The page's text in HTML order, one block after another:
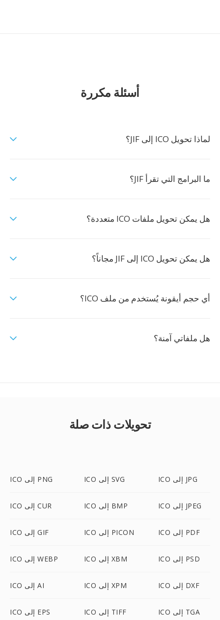
أسئلة مكررة
لماذا تحويل ICO إلى JIF؟
ما البرامج التي تقرأ JIF؟
هل يمكن تحويل ملفات ICO متعددة؟
هل يمكن تحويل ICO إلى JIF مجاناً؟
أي حجم أيقونة يُستخدم من ملف ICO؟
هل ملفاتي آمنة؟
تحويلات ذات صلة
ICO إلى PNG ICO إلى SVG ICO إلى JPG
ICO إلى CUR ICO إلى BMP ICO إلى JPEG
ICO إلى GIF ICO إلى PICON ICO إلى PDF
ICO إلى WEBP ICO إلى XBM ICO إلى PSD
ICO إلى AI ICO إلى XPM ICO إلى DXF
ICO إلى EPS ICO إلى TIFF ICO إلى TGA